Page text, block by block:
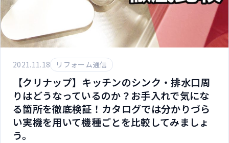
2021.11.18 リフォーム通信
【クリナップ】キッチンのシンク・排水口周
りはどうなっているのか？お手入れで気にな
る箇所を徹底検証！カタログでは分かりづら
い実機を用いて機種ごとを比較してみましょ
う。